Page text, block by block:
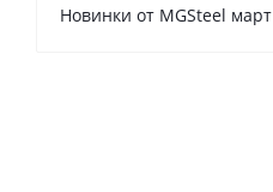
Новинки от MGSteel март